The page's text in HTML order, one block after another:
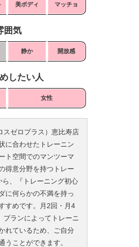
美ボディ マッチョ
囲気
静か 開放感
したい人
女性
スゼロプラス）恵比寿店
に合わせたトレーニン
ト空間でのマンツーマ
得意分野を持つトレー
、『トレーニング初心
に何らかの不満を持っ
すめです。月2回・月4
プランによってトレーニ
れているため、ご自分
うことができます。